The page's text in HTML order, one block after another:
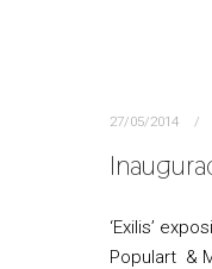
27/05/2014
‘Exilis’
Populart &